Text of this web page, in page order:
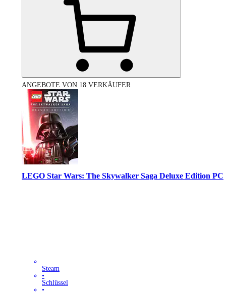
ANGEBOTE VON 18 VERKÄUFER
LEGO Star Wars: The Skywalker Saga Deluxe Edition PC
Steam
•
Schlüssel
•